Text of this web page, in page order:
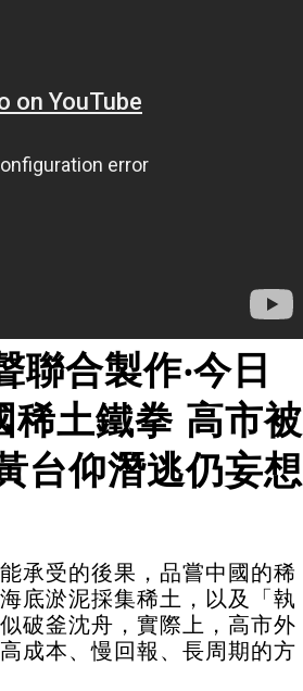
聯合製作‧今日
稀土鐵拳 高市被
台仰潛逃仍妄想
數
承受的後果，品嘗中國的稀
底淤泥採集稀土，以及「執
破釜沈舟，實際上，高市外
成本、慢回報、長周期的方